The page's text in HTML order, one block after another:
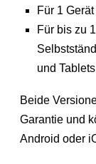
Für 1
Für bis zu
und Tablets
Beide
Garantie und
Android oder